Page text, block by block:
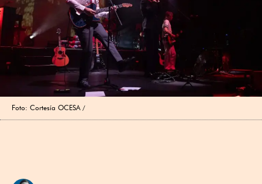
Foto: Cortesía OCESA